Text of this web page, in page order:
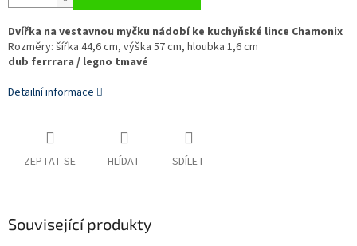
Dvířka na vestavnou myčku nádobí ke kuchyňské lince Chamonix
Rozměry: šířka 44,6 cm, výška 57 cm, hloubka 1,6 cm
dub ferrrara / legno tmavé
Detailní informace
ZEPTAT SE HLÍDAT SDÍLET
Související produkty